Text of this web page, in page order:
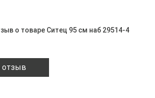
о товаре Ситец 95 см наб 29514-4
отзыв